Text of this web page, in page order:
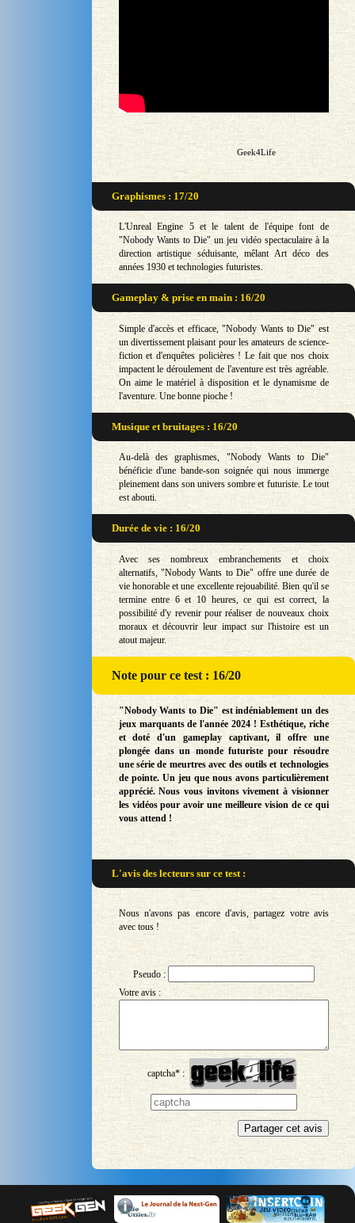
Geek4Life
Graphismes : 17/20
L'Unreal Engine 5 et le talent de l'équipe font de
"Nobody Wants to Die" un jeu vidéo spectaculaire à la
direction artistique séduisante, mêlant Art déco des
années 1930 et technologies futuristes.
Gameplay & prise en main : 16/20
Simple d'accès et efficace, "Nobody Wants to Die" est
un divertissement plaisant pour les amateurs de science-
fiction et d'enquêtes policières ! Le fait que nos choix
impactent le déroulement de l'aventure est très agréable.
On aime le matériel à disposition et le dynamisme de
l'aventure. Une bonne pioche !
Musique et bruitages : 16/20
Au-delà des graphismes, "Nobody Wants to Die"
bénéficie d'une bande-son soignée qui nous immerge
pleinement dans son univers sombre et futuriste. Le tout
est abouti.
Durée de vie : 16/20
Avec ses nombreux embranchements et choix
alternatifs, "Nobody Wants to Die" offre une durée de
vie honorable et une excellente rejouabilité. Bien qu'il se
termine entre 6 et 10 heures, ce qui est correct, la
possibilité d'y revenir pour réaliser de nouveaux choix
moraux et découvrir leur impact sur l'histoire est un
atout majeur.
Notepour ce test : 16/20
"Nobody Wants to Die" est indéniablement un des
jeux marquants de l'année 2024 ! Esthétique, riche
et doté d'un gameplay captivant, il offre une
plongée dans un monde futuriste pour résoudre
une série de meurtres avec des outils et technologies
de pointe. Un jeu que nous avons particulièrement
apprécié. Nous vous invitons vivement à visionner
les vidéos pour avoir une meilleure vision de ce qui
vous attend !
L'avis des lecteurs surce test :
Nous n'avons pas encore d'avis, partagez votre avis
avec tous !
Pseudo :
Votre avis :
captcha* :